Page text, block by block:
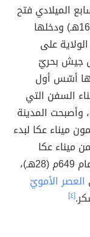
الميلادي فتح
المدينة شرحبيل بن حسنة في عام 636م (16هـ) ودخلها
على
تأسيس جيش بحريّ
أسّس أول
السفن التي
وأصبحت المدينة
ميناء عكا لبدء
ميناء عكا
انطلقت أول رحلة بحريّة إلى جزيرة قبرص عام 649م (28هـ)،
العصر الأمويّ
[٤]